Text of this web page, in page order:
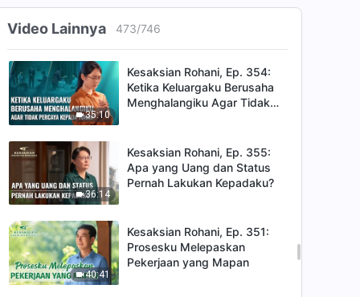
Video Lainnya 473/746
41:53
Ujian dari Lingkungan yang
Sulit
35:10
Kesaksian Rohani, Ep. 354:
Ketika Keluargaku Berusaha
Menghalangiku Agar Tidak
36:14
Kesaksian Rohani, Ep. 355:
Apa yang Uang dan Status
Pernah Lakukan Kepadaku?
40:41
Kesaksian Rohani, Ep. 351:
Prosesku Melepaskan
Pekerjaan yang Mapan